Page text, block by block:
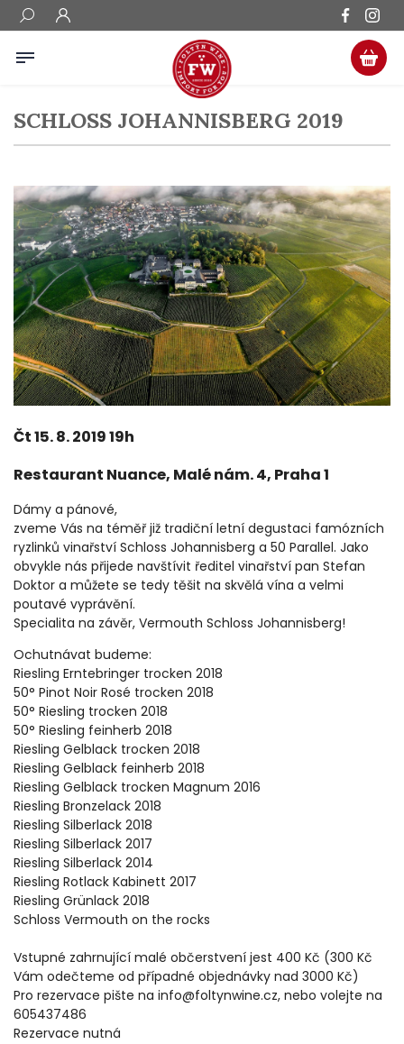
SCHLOSS JOHANNISBERG 2019
Čt 15. 8. 2019 19h
Restaurant Nuance, Malé nám. 4, Praha 1
Dámy a pánové,
zveme Vás na téměř již tradiční letní degustaci famózních
ryzlinků vinařství Schloss Johannisberg a 50 Parallel. Jako
obvykle nás přijede navštívit ředitel vinařství pan Stefan
Doktor a můžete se tedy těšit na skvělá vína a velmi
poutavé vyprávění.
Specialita na závěr, Vermouth Schloss Johannisberg!
Ochutnávat budeme:
Riesling Erntebringer trocken 2018
50° Pinot Noir Rosé trocken 2018
50° Riesling trocken 2018
50° Riesling feinherb 2018
Riesling Gelblack trocken 2018
Riesling Gelblack feinherb 2018
Riesling Gelblack trocken Magnum 2016
Riesling Bronzelack 2018
Riesling Silberlack 2018
Riesling Silberlack 2017
Riesling Silberlack 2014
Riesling Rotlack Kabinett 2017
Riesling Grünlack 2018
Schloss Vermouth on the rocks
Vstupné zahrnující malé občerstvení jest 400 Kč (300 Kč
Vám odečteme od případné objednávky nad 3000 Kč)
Pro rezervace pište na info@foltynwine.cz, nebo volejte na
605437486
Rezervace nutná